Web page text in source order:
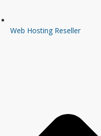
Web Hosting Reseller